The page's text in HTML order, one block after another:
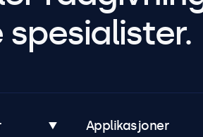
Applikasjoner